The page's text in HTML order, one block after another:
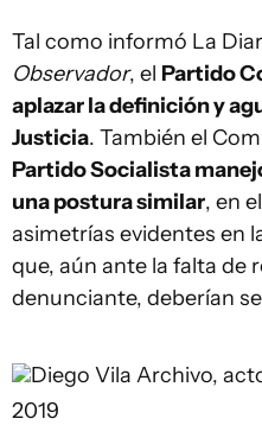
Tal como informó La
Observador, el Partido
aplazar la definición y
Justicia. También el
Partido Socialista
una postura similar, en
asimetrías evidentes en
que, aún ante la falta de
denunciante, deberían
Diego Vila Archivo,
2019